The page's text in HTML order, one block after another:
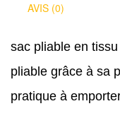
AVIS (0)
sac pliable en tissu
pliable grâce à sa
pratique à